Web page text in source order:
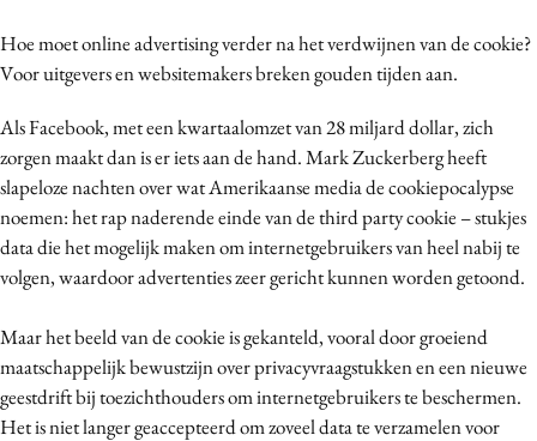
Customer Experience
Design
Digital transformation
Diversiteit
Effectiviteit
Gedragsverandering
Interne communicatie
Martech
Media
Hoe moet online advertising verder na het verdwijnen van de cookie?
Voor uitgevers en websitemakers breken gouden tijden aan.
Als Facebook, met een kwartaalomzet van 28 miljard dollar, zich
zorgen maakt dan is er iets aan de hand. Mark Zuckerberg heeft
slapeloze nachten over wat Amerikaanse media de cookiepocalypse
noemen: het rap naderende einde van de third party cookie – stukjes
data die het mogelijk maken om internetgebruikers van heel nabij te
volgen, waardoor advertenties zeer gericht kunnen worden getoond.
Maar het beeld van de cookie is gekanteld, vooral door groeiend
maatschappelijk bewustzijn over privacyvraagstukken en een nieuwe
geestdrift bij toezichthouders om internetgebruikers te beschermen.
Het is niet langer geaccepteerd om zoveel data te verzamelen voor